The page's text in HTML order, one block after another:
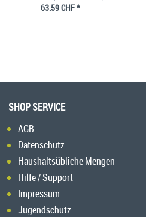
63.59 CHF *
SHOP SERVICE
AGB
Datenschutz
Haushaltsübliche Mengen
Hilfe / Support
Impressum
Jugendschutz